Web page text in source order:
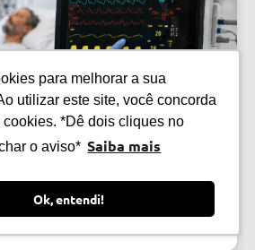
para melhorar a sua
utilizar este site, você concorda
cookies. *Dê dois cliques no
o aviso* Saiba mais
Ok, entendi!
de sinais vitais: como
paciente?
é essencial em qualquer
maiores vantagens do monitor...
Continuar lendo